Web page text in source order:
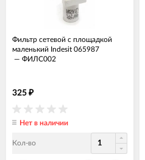
Фильтр сетевой с площадкой
маленький Indesit 065987
— ФИЛС002
325 ₽
Нет в наличии
Кол-во